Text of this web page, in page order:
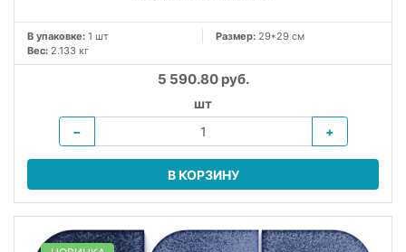
В упаковке: 1 шт Размер: 29*29 см
Вес: 2.133 кг
5 590.80 руб.
шт
−
+
В КОРЗИНУ